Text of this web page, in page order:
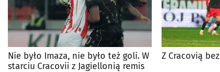
Nie było Imaza, nie było też goli. W
starciu Cracovii z Jagiellonią remis
Z Cracovią